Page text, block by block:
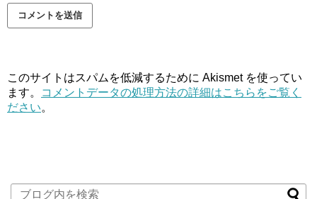
このサイトはスパムを低減するために Akismet を使ってい
ます。
コメントデータの処理方法の詳細はこちらをご覧く
ださい。